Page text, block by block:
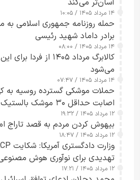
آسان‌تر می‌کند
۱۴ مرداد ۱۴۰۵ / ۱۰:۰۵
حمله روزنامه جمهوری اسلامی به
برادر داماد شهید رئیسی
۱۴ مرداد ۱۴۰۵ / ۰۸:۰۰
کالابرگ مرداد ۱۴۰۵ از
می‌شود
۱۴ مرداد ۱۴۰۵ / ۰۷:۴۷
حملات موشکی گسترده روسیه به
اصابت حداقل ۳۰ موشک بالستیک+ ویدیو
۱۲ مرداد ۱۴۰۵ / ۱۹:۳۲
بیهوش کردن مردم به قصد تاراج
۱۲ مرداد ۱۴۰۵ / ۱۸:۴۷
تهدیدی برای نوآوری هوش
۱۲ مرداد ۱۴۰۵ / ۱۷:۲۱